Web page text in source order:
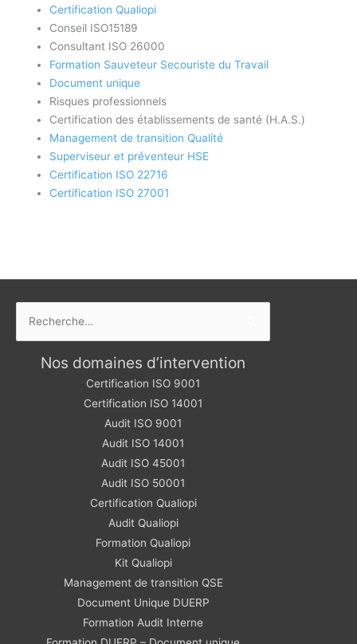
Certification Qualiopi
Conseil ISO15189
Consultant ISO 26000
Formation Sauveteur Secouriste du Travail
Document unique
Risques professionnels
Certification des établissements de santé (H.A.S.)
Management de transition Qualité
Superviseur et préventeur HSE
Certification ISO 22716
Certification ISO 27001
Nos domaines d’intervention
Certification ISO 9001
Certification ISO 14001
Audit ISO 9001
Audit ISO 14001
Audit ISO 45001
Audit ISO 50001
Certification Qualiopi
Audit Qualiopi
Formation Qualiopi
Kit Qualiopi
Management de transition QSE
Document Unique DUERP
Formation Audit Interne